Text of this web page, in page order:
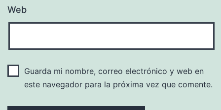
Web
Guarda mi nombre, correo electrónico y web en
este navegador para la próxima vez que comente.